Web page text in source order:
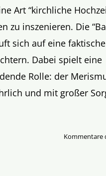
Art “kirchliche
zu inszenieren. Die
sich auf eine faktische
Dabei spielt eine
Rolle: der
und mit großer
Kommentare